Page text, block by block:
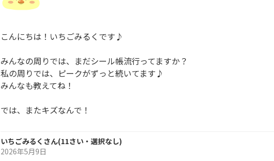
こんにちは！いちごみるくです♪
みんなの周りでは、まだシール帳流行ってますか？
私の周りでは、ピークがずっと続いてます♪
みんなも教えてね！
では、またキズなんで！
いちごみるく さん(11さい・ 選択なし)
2026年5月9日